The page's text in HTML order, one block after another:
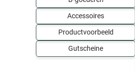
Accessoires
Productvoorbeeld
Gutscheine